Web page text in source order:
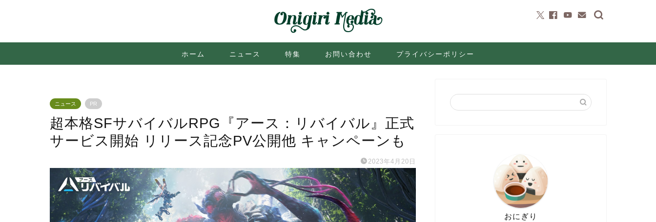
ホーム ニュース 特集 お問い合わせ プライバシーポリシー
ニュース PR
超本格SFサバイバルRPG『アース：リバイバル』正式
サービス開始 リリース記念PV公開他 キャンペーンも
2023年4月20日
おにぎり